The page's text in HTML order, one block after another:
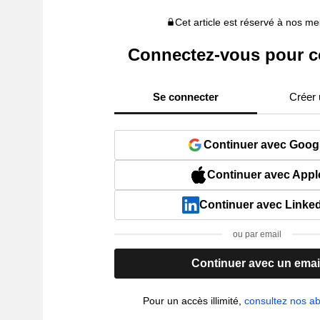
Cet article est réservé à nos
Connectez-vous pour
Se connecter Créer
Continuer avec
Continuer avec
Continuer avec
ou par email
Continuer avec un email
Pour un accès illimité,consultez nos